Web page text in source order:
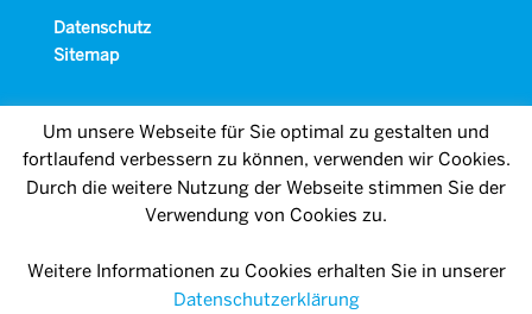
Datenschutz
Sitemap
Um unsere Webseite für Sie optimal zu gestalten und
fortlaufend verbessern zu können, verwenden wir Cookies.
Durch die weitere Nutzung der Webseite stimmen Sie der
Verwendung von Cookies zu.
Weitere Informationen zu Cookies erhalten Sie in unserer
Datenschutzerklärung